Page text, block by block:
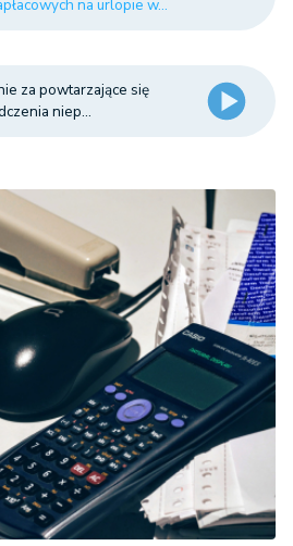
na urlopie w...
za powtarzające się
niep...